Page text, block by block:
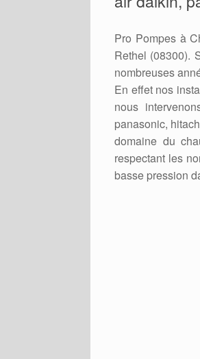
Pro Pompes à
Rethel (08300).
nombreuses
En effet nos
nous
panasonic,
domaine du
respectant les
basse pression